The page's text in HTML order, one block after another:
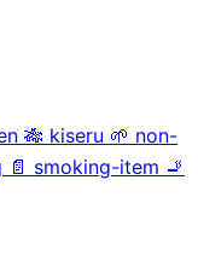
🎋 kiseru 🌱 non-
📄 smoking-item 🚬